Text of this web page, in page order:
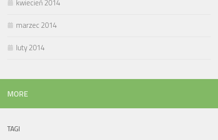
kwiecień 2014
marzec 2014
luty 2014
MORE
TAGI